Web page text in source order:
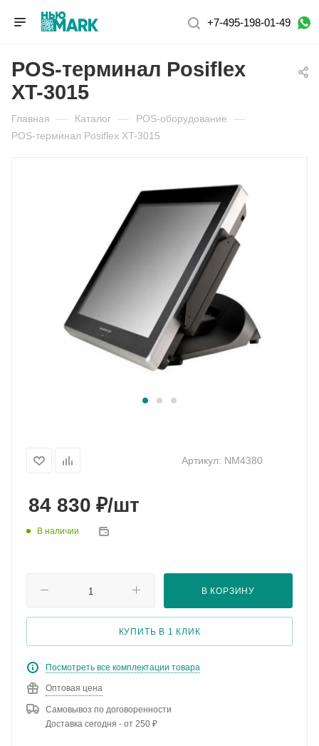
+7-495-198-01-49
POS-терминал Posiflex
XT-3015
Главная — Каталог — POS-оборудование —
POS-терминал Posiflex XT-3015
Артикул: NM4380
84 830 ₽/шт
В наличии
В КОРЗИНУ
КУПИТЬ В 1 КЛИК
Посмотреть все комплектации товара
Оптовая цена
Самовывоз по договоренности
Доставка сегодня - от 250 ₽